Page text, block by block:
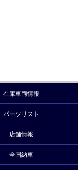
在庫車両情報
パーツリスト
店舗情報
全国納車